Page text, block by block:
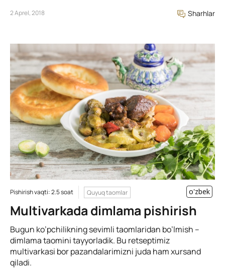
2 Aprel, 2018 Sharhlar
Pishirish vaqti: 2.5 soat Quyuq taomlar o'zbek
Multivarkada dimlama pishirish
Bugun ko’pchilikning sevimli taomlaridan bo’lmish –
dimlama taomini tayyorladik. Bu retseptimiz
multivarkasi bor pazandalarimizni juda ham xursand
qiladi.